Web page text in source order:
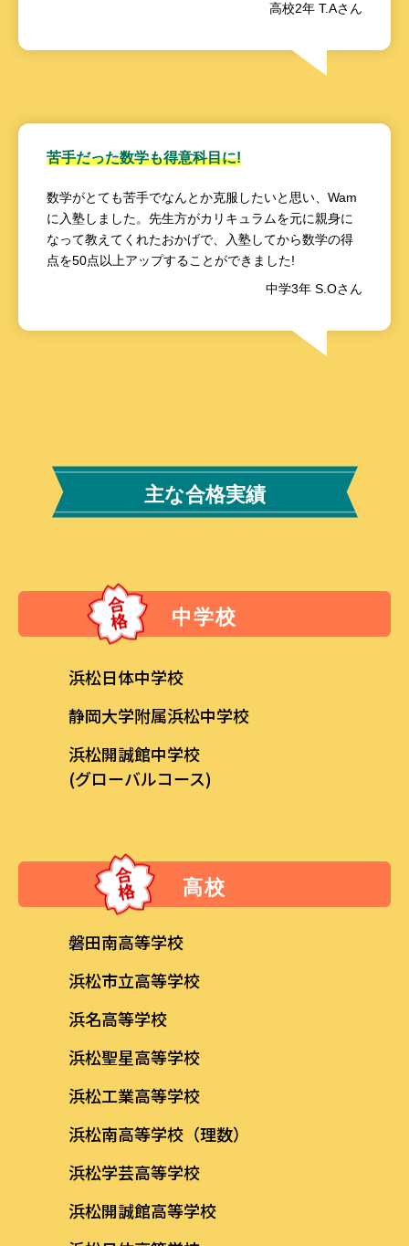
高校2年 T.Aさん
苦手だった数学も得意科目に!
数学がとても苦手でなんとか克服したいと思い、Wam
に入塾しました。先生方がカリキュラムを元に親身に
なって教えてくれたおかげで、入塾してから数学の得
点を50点以上アップすることができました!
中学3年 S.Oさん
主な合格実績
中学校
浜松日体中学校
静岡大学附属浜松中学校
浜松開誠館中学校
(グローバルコース)
高校
磐田南高等学校
浜松市立高等学校
浜名高等学校
浜松聖星高等学校
浜松工業高等学校
浜松南高等学校（理数）
浜松学芸高等学校
浜松開誠館高等学校